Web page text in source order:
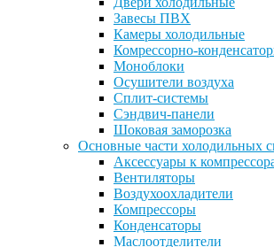
Завесы ПВХ
Камеры холодильные
Комрессорно-
Моноблоки
Осушители воздуха
Сплит-системы
Сэндвич-панели
Шоковая заморозка
Основные части холодильных
Аксессуары к
Вентиляторы
Воздухоохладители
Компрессоры
Конденсаторы
Маслоотделители